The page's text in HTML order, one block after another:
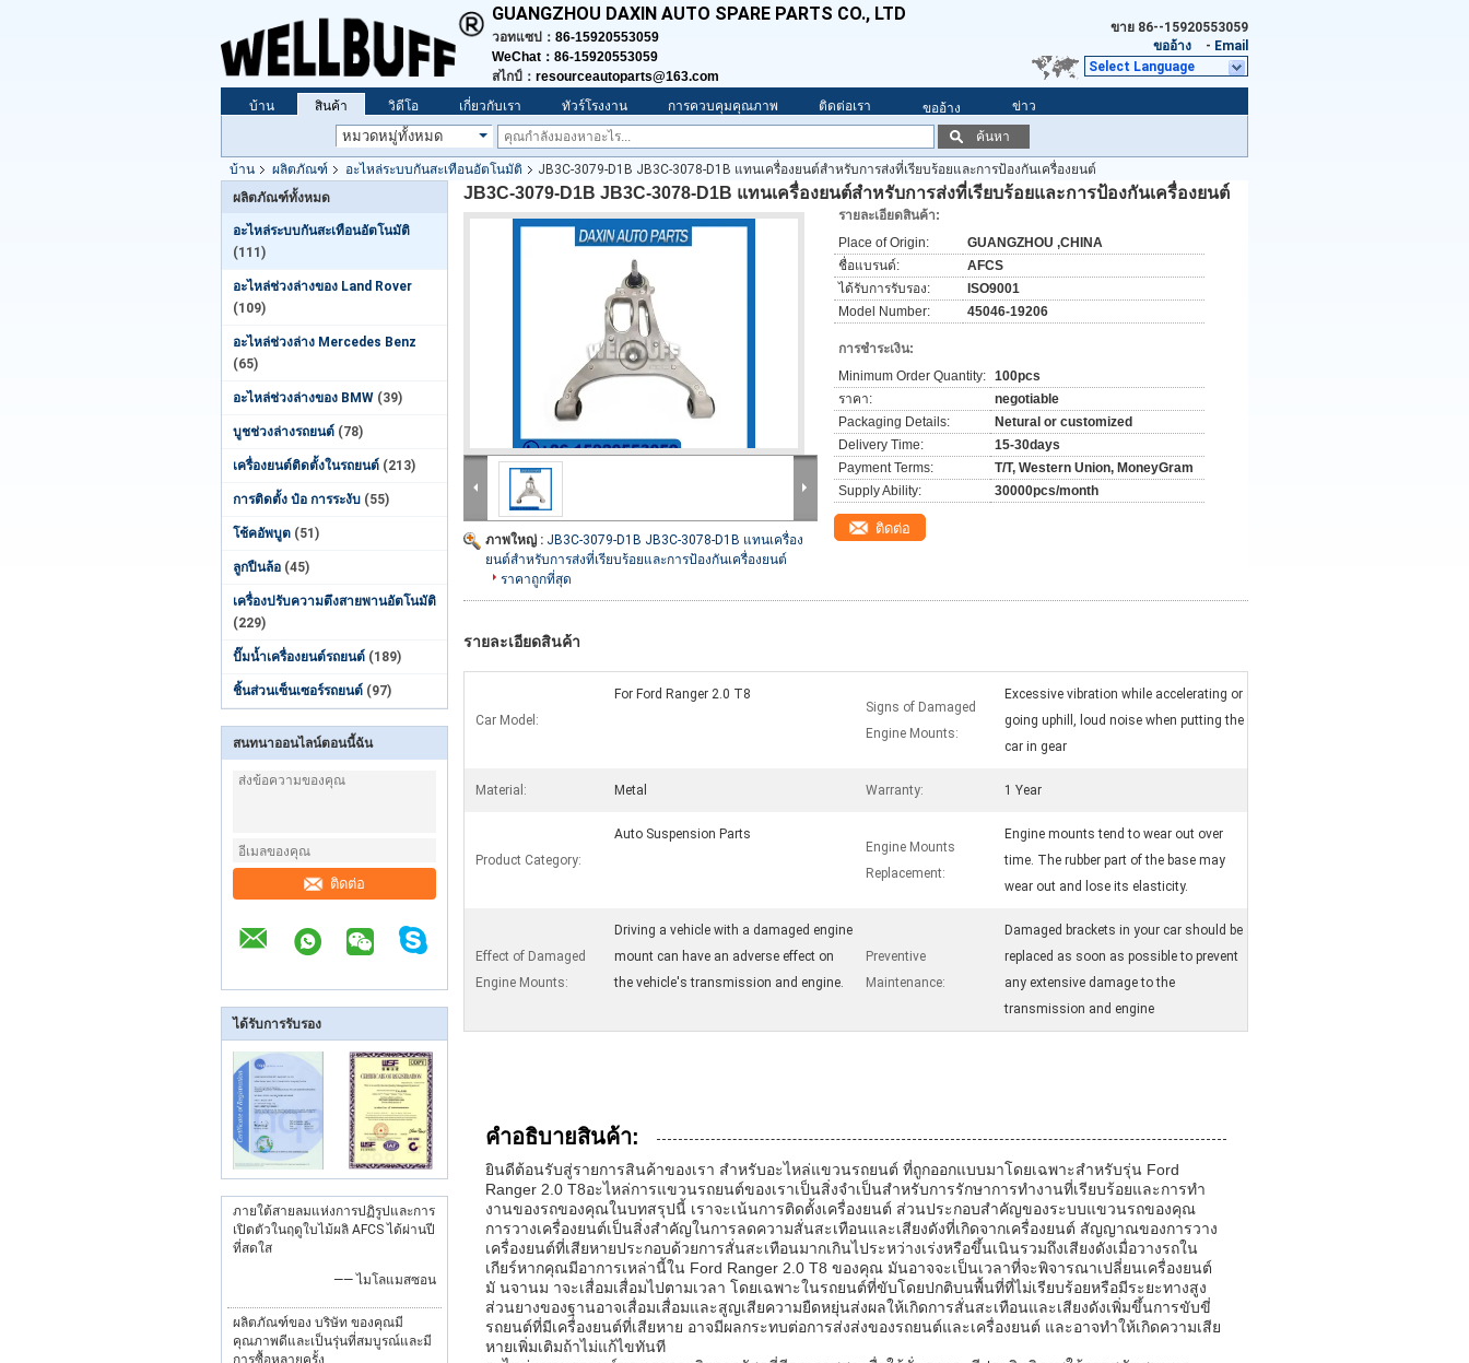
GUANGZHOU DAXIN AUTO SPARE PARTS CO., LTD
วอทแซป： 86-15920553059
WeChat：86-15920553059
สไกป์： resourceautoparts@163.com
ขาย 86--15920553059
ขออ้าง
- Email
Select Language
บ้าน สินค้า วิดีโอ เกี่ยวกับเรา ทัวร์โรงงาน การควบคุมคุณภาพ ติดต่อเรา ขออ้าง
ข่าว
ค้นหา
บ้าน ผลิตภัณฑ์ อะไหล่ระบบกันสะเทือนอัตโนมัติ
JB3C-3079-D1B JB3C-3078-D1B แทนเครื่องยนต์สําหรับการส่งที่เรียบร้อยและการป้องกันเครื่องยนต์
ผลิตภัณฑ์ทั้งหมด
อะไหล่ระบบกันสะเทือนอัตโนมัติ
(111)
อะไหล่ช่วงล่างของ Land Rover
(109)
อะไหล่ช่วงล่าง Mercedes Benz
(65)
อะไหล่ช่วงล่างของ BMW (39)
บูชช่วงล่างรถยนต์ (78)
เครื่องยนต์ติดตั้งในรถยนต์ (213)
การติดตั้ง ป๋อ การระงับ (55)
โช้คอัพบูต (51)
ลูกปืนล้อ (45)
เครื่องปรับความตึงสายพานอัตโนมัติ
(229)
ปั๊มน้ำเครื่องยนต์รถยนต์ (189)
ชิ้นส่วนเซ็นเซอร์รถยนต์ (97)
สนทนาออนไลน์ตอนนี้ฉัน
ติดต่อ
ได้รับการรับรอง
ภายใต้สายลมแห่งการปฏิรูปและการ
เปิดตัวในฤดูใบไม้ผลิ AFCS ได้ผ่านปี
ที่สดใส
—— ไมโลแมสซอน
ผลิตภัณฑ์ของ บริษัท ของคุณมี
คุณภาพดีและเป็นรุ่นที่สมบูรณ์และมี
การซื้อหลายครั้ง
JB3C-3079-D1B JB3C-3078-D1B แทนเครื่องยนต์สําหรับการส่งที่เรียบร้อยและการป้องกันเครื่องยนต์
ภาพใหญ่ : JB3C-3079-D1B JB3C-3078-D1B แทนเครื่อง
ยนต์สําหรับการส่งที่เรียบร้อยและการป้องกันเครื่องยนต์
ราคาถูกที่สุด
รายละเอียดสินค้า:
Place of Origin:
GUANGZHOU ,CHINA
ชื่อแบรนด์:
AFCS
ได้รับการรับรอง:
ISO9001
Model Number:
45046-19206
การชำระเงิน:
Minimum Order Quantity: 100pcs
ราคา:
negotiable
Packaging Details:
Netural or customized
Delivery Time:
15-30days
Payment Terms:
T/T, Western Union, MoneyGram
Supply Ability:
30000pcs/month
ติดต่อ
รายละเอียดสินค้า
Car Model:
For Ford Ranger 2.0 T8
Signs of Damaged
Engine Mounts:
Excessive vibration while accelerating or
going uphill, loud noise when putting the
car in gear
Material: Metal Warranty: 1 Year
Product Category:
Auto Suspension Parts
Engine Mounts
Replacement:
Engine mounts tend to wear out over
time. The rubber part of the base may
wear out and lose its elasticity.
Effect of Damaged
Engine Mounts:
Driving a vehicle with a damaged engine
mount can have an adverse effect on
the vehicle's transmission and engine.
Preventive
Maintenance:
Damaged brackets in your car should be
replaced as soon as possible to prevent
any extensive damage to the
transmission and engine
คําอธิบายสินค้า:
ยินดีต้อนรับสู่รายการสินค้าของเรา สําหรับอะไหล่แขวนรถยนต์ ที่ถูกออกแบบมาโดยเฉพาะสําหรับรุ่น Ford
Ranger 2.0 T8อะไหล่การแขวนรถยนต์ของเราเป็นสิ่งจําเป็นสําหรับการรักษาการทํางานที่เรียบร้อยและการทํา
งานของรถของคุณในบทสรุปนี้ เราจะเน้นการติดตั้งเครื่องยนต์ ส่วนประกอบสําคัญของระบบแขวนรถของคุณ
การวางเครื่องยนต์เป็นสิ่งสําคัญในการลดความสั่นสะเทือนและเสียงดังที่เกิดจากเครื่องยนต์ สัญญาณของการวาง
เครื่องยนต์ที่เสียหายประกอบด้วยการสั่นสะเทือนมากเกินไประหว่างเร่งหรือขึ้นเนินรวมถึงเสียงดังเมื่อวางรถใน
เกียร์หากคุณมีอาการเหล่านี้ใน Ford Ranger 2.0 T8 ของคุณ มันอาจจะเป็นเวลาที่จะพิจารณาเปลี่ยนเครื่องยนต์
มั นจานม าจะเสื่อมเสื่อมไปตามเวลา โดยเฉพาะในรถยนต์ที่ขับโดยปกติบนพื้นที่ที่ไม่เรียบร้อยหรือมีระยะทางสูง
ส่วนยางของฐานอาจเสื่อมเสื่อมและสูญเสียความยืดหยุ่นส่งผลให้เกิดการสั่นสะเทือนและเสียงดังเพิ่มขึ้นการขับขี่
รถยนต์ที่มีเครื่องยนต์ที่เสียหาย อาจมีผลกระทบต่อการส่งส่งของรถยนต์และเครื่องยนต์ และอาจทําให้เกิดความเสีย
หายเพิ่มเติมถ้าไม่แก้ไขทันที